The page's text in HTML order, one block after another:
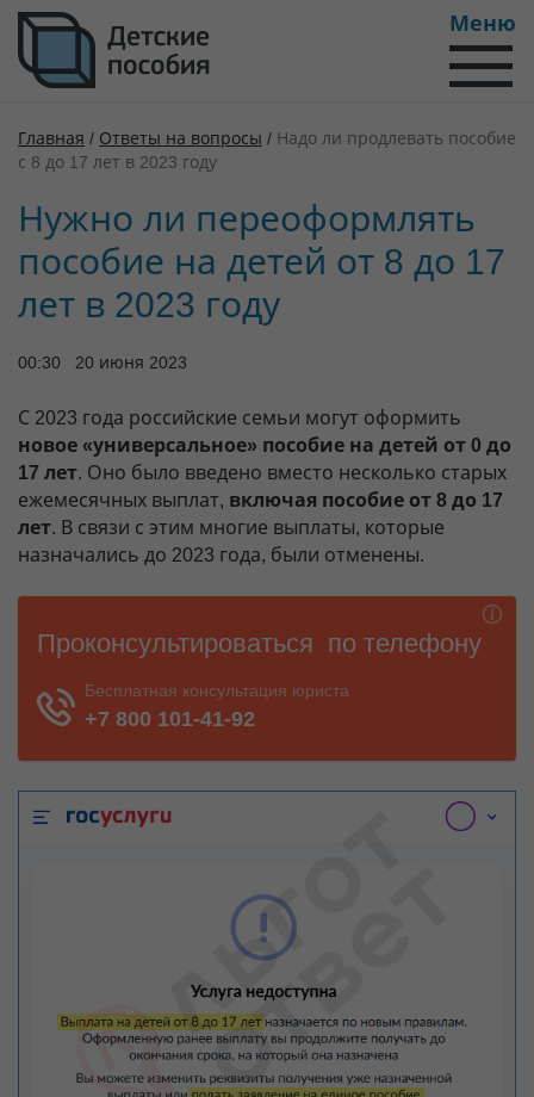
Меню
Главная / Ответы на вопросы / Надо ли продлевать пособие
с 8 до 17 лет в 2023 году
Нужно ли переоформлять
пособие на детей от 8 до 17
лет в 2023 году
00:30 20 июня 2023
С 2023 года российские семьи могут оформить
новое «универсальное» пособие на детей от 0 до
17 лет. Оно было введено вместо несколько старых
ежемесячных выплат, включая пособие от 8 до 17
лет. В связи с этим многие выплаты, которые
назначались до 2023 года, были отменены.